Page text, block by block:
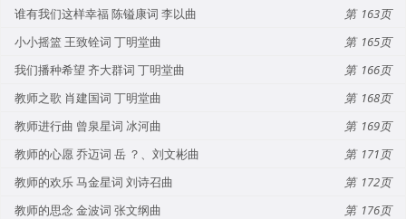
谁有我们这样幸福 陈镒康词 李以曲
163
小小摇篮 王致铨词 丁明堂曲
165
我们播种希望 齐大群词 丁明堂曲
166
教师之歌 肖建国词 丁明堂曲
168
教师进行曲 曾泉星词 冰河曲
169
教师的心愿 乔迈词 岳 ？、刘文彬曲
171
教师的欢乐 马金星词 刘诗召曲
172
教师的思念 金波词 张文纲曲
176